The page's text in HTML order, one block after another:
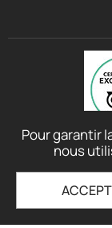
Pour garantir
nous
©